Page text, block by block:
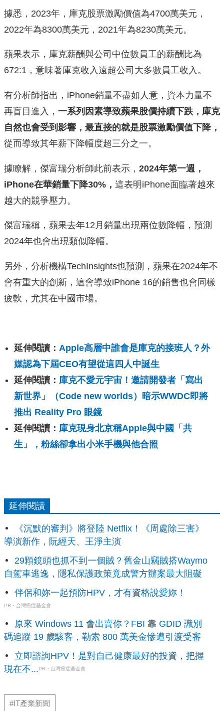
據悉，2023年，庫克股票激勵價值為4700萬美元，
2022年為8300萬美元，2021年為8230萬美元。
蘋果表示，庫克薪酬與公司中位數員工的薪酬比為
672:1，意味著庫克收入遠超公司大多數員工收入。
有分析師指出，iPhone銷量不盡如人意，資本力量不
再盲目進入， 一系列因素導致蘋果股價持續下跌，庫克
自然也會受到影響，最直接的就是股票激勵價值下降，
從而導致其年薪下降幅度超三分之一。
據瞭解，傑富瑞分析師此前表示， 2024年第一週，
iPhone在華銷量下降30%， 這表明iPhone面臨著越來
越大的競爭壓力。
傑富瑞稱，蘋果去年12月銷量出現兩位數降幅，預測
2024年也會出現類似降幅。
另外，分析機構TechInsights也預測，蘋果在2024年不
會有重大的創新，這會導致iPhone 16的銷售也會同樣
疲軟，尤其在中國市場。
延伸閱讀： Apple高層中誰會是庫克的接班人？外
媒認為下屆CEO有望從這四人中誕生
延伸閱讀： 庫克不愛元宇宙！邀請開發者「寫出
新世界」（Code new worlds）暗示WWDC即將
推出 Reality Pro 眼鏡
延伸閱讀： 庫克現身北京稱Apple與中國「共
生」，粉絲卻拿出小米手機與他合照
延伸閱讀
《沉默的審判》將登陸 Netflix！《周處除三害》
導演新作，阮經天、王淨主演
29顆鏡頭也抓不到一個賊？舊金山竊賊搭Waymo
自駕車逃逸，隱私保護政策竟成警方辦案最大阻礙
伴侶和妳一起預防HPV，才有資格說愛妳！
PR・台灣癌症基金會
原來 Windows 11 會出賣你？FBI 靠 GDID 識別
碼追蹤 19 歲駭客，勒索 800 萬美金慘遭引渡受審
立即諮詢HPV！是對自己健康最好的投資，把握
現在不...PR・台灣癌症基金會
#IT產業新聞